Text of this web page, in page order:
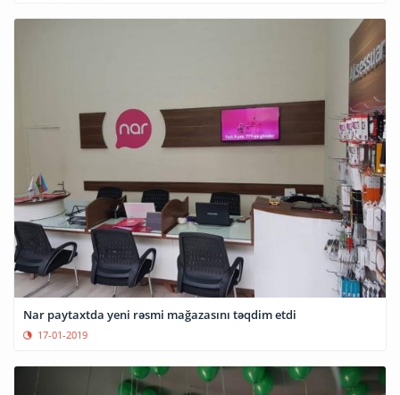
Nar paytaxtda yeni rəsmi mağazasını təqdim etdi
17-01-2019